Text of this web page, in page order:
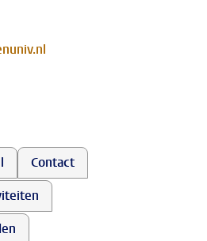
Contact